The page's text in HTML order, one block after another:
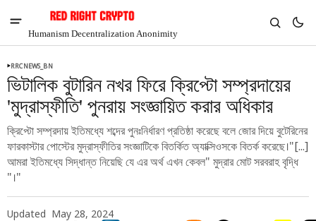
Humanism Decentralization Anonimity
RRCNEWS_BN
ভিটালিক বুটারিন নখর ফিরে ক্রিপ্টো সম্প্রদায়ের
'মুদ্রাস্ফীতি' পুনরায় সংজ্ঞায়িত করার অধিকার
ক্রিপ্টো সম্প্রদায় ইতিমধ্যে শব্দের পুনঃনির্ধারণ প্রতিষ্ঠা করেছে বলে জোর দিয়ে বুটেরিনের
ফারকাস্টার পোস্টের মুদ্রাস্ফীতির সংজ্ঞাটিকে বিতর্কিত অ্যাক্সিওসকে বিতর্ক করেছে।"[...]
আমরা ইতিমধ্যে সিদ্ধান্ত নিয়েছি যে এর অর্থ এখন কেবল" মুদ্রার মোট সরবরাহ বৃদ্ধি
"।"
Updated May 28, 2024